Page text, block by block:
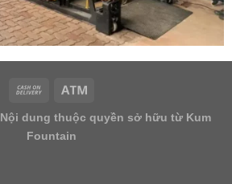
Nội dung thuộc quyền sở hữu từ Kum
Fountain